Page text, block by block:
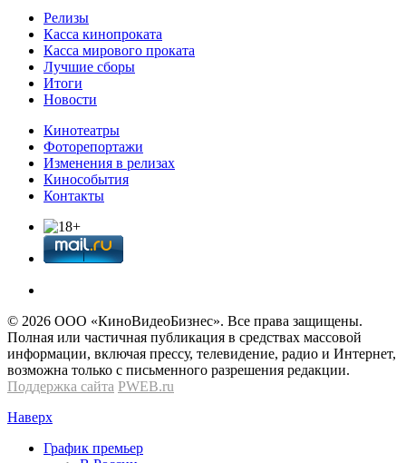
Релизы
Касса кинопроката
Касса мирового проката
Лучшие сборы
Итоги
Новости
Кинотеатры
Фоторепортажи
Изменения в релизах
Кинособытия
Контакты
© 2026 OOО «КиноВидеоБизнес». Все права защищены.
Полная или частичная публикация в средствах массовой
информации, включая прессу, телевидение, радио и Интернет,
возможна только с письменного разрешения редакции.
Поддержка сайта PWEB.ru
Наверх
График премьер